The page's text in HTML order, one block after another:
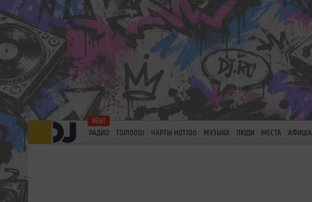
РАДИО TOP100DJ ЧАРТЫ HOT100 МУЗЫКА ЛЮДИ МЕСТА АФИША